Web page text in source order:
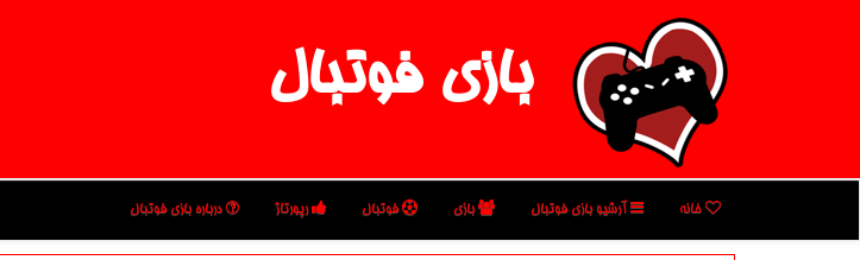
بازی فوتبال
خانه آرشیو بازی فوتبال بازی فوتبال رپورتاژ درباره بازی فوتبال